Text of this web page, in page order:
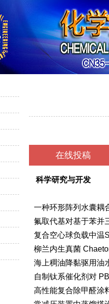
在线投稿
科学研究与开发
一种环形阵列水囊
氟取代基对基于苯并
复合空心球负载中
柳兰内生真菌
海上稠油降黏驱用
自制钛系催化剂对
高性能复合除甲醛